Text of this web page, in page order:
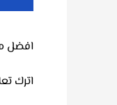
افضل
اترك